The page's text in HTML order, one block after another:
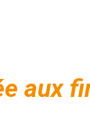
aux